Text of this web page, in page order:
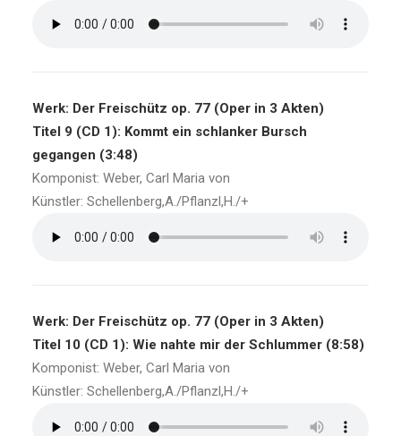
Werk: Der Freischütz op. 77 (Oper in 3 Akten)
Titel 9 (CD 1): Kommt ein schlanker Bursch
gegangen (3:48)
Komponist: Weber, Carl Maria von
Künstler: Schellenberg,A./Pflanzl,H./+
Werk: Der Freischütz op. 77 (Oper in 3 Akten)
Titel 10 (CD 1): Wie nahte mir der Schlummer (8:58)
Komponist: Weber, Carl Maria von
Künstler: Schellenberg,A./Pflanzl,H./+